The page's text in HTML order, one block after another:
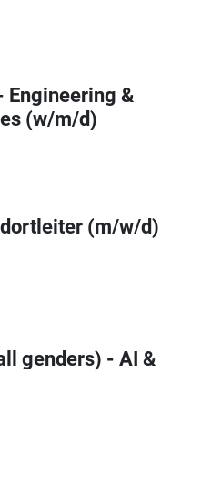
Engineering &
(w/m/d)
(m/w/d)
genders) - AI &